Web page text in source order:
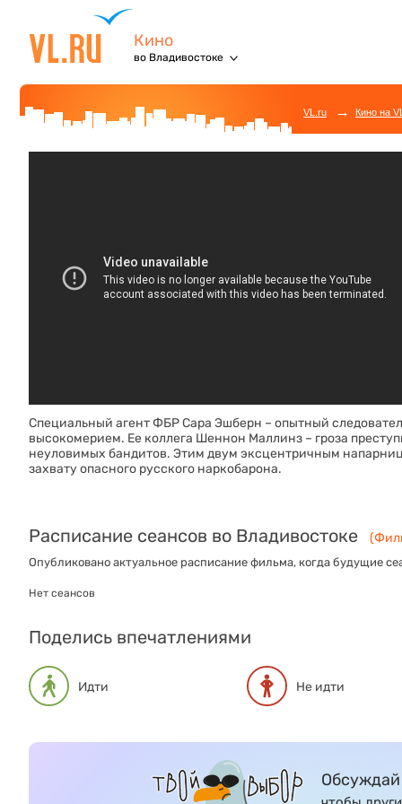
Кино
во Владивостоке
VL.ru → Кино на
Специальный агент ФБР Сара Эшберн – опытный
высокомерием. Ее коллега Шеннон Маллинз – гроза
неуловимых бандитов. Этим двум эксцентричным
захвату опасного русского наркобарона.
Расписание сеансов во Владивостоке
Опубликовано актуальное расписание фильма, когда будущие
Нет сеансов
Поделись впечатлениями
Идти Не идти